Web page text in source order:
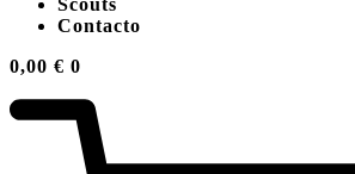
Contacto
0,00 € 0